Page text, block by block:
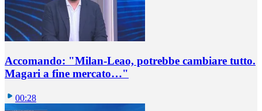
Accomando: "Milan-Leao, potrebbe cambiare tutto.
Magari a fine mercato…"
00:28